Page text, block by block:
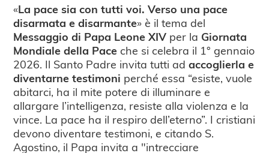
«La pace sia con tutti voi. Verso una pace
disarmata e disarmante» è il tema del
Messaggio di Papa Leone XIV per la Giornata
Mondiale della Pace che si celebra il 1° gennaio
2026. Il Santo Padre invita tutti adaccoglierla e
diventarne testimoni perché essa “esiste, vuole
abitarci, ha il mite potere di illuminare e
allargare l’intelligenza, resiste alla violenza e la
vince. La pace ha il respiro dell’eterno”. I cristiani
devono diventare testimoni, e citando S.
Agostino, il Papa invita a "intrecciare